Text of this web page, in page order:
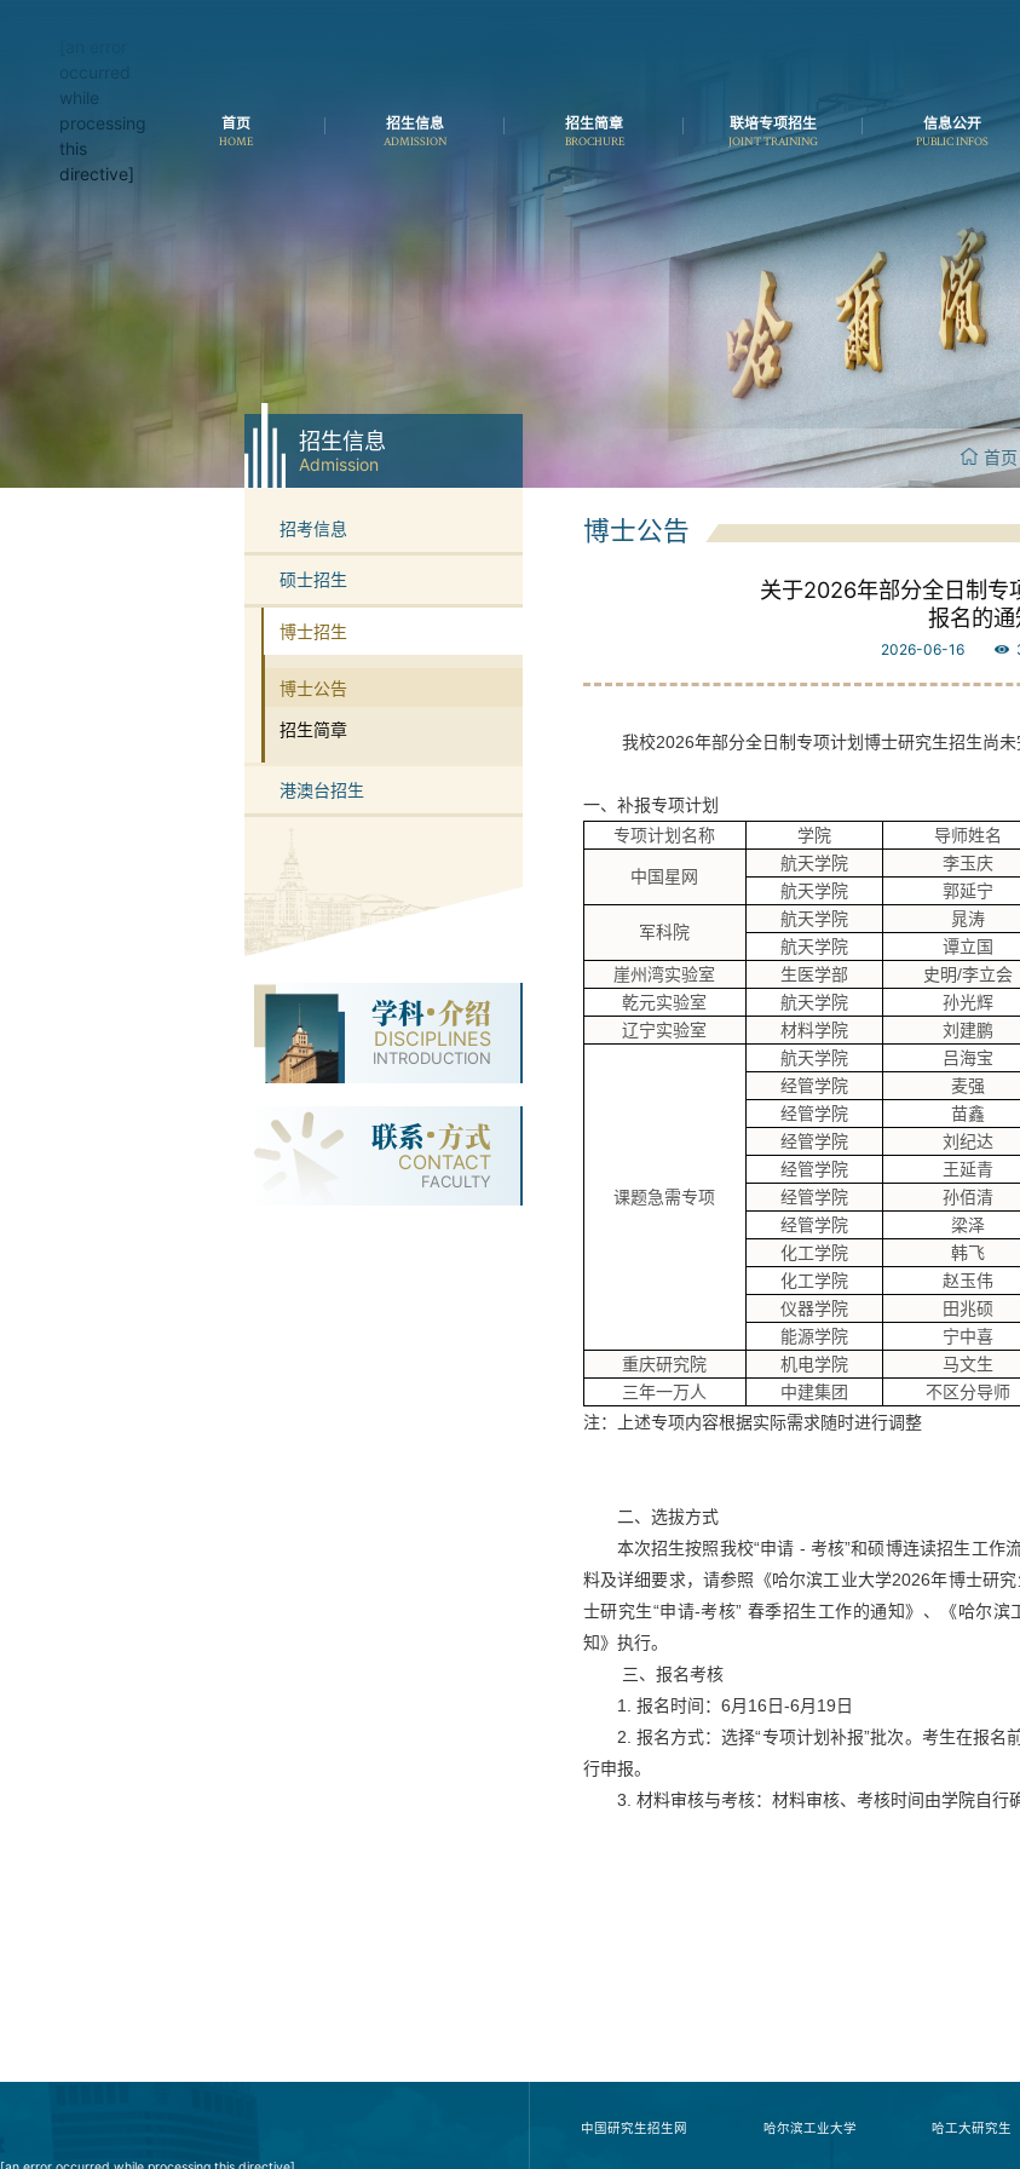
occurred
while
processing
this
directive]
首页
HOME
招生信息
ADMISSION
招生简章
BROCHURE
联培专项招生
JOINT TRAINING
信息公开
PUBLIC INFOS
招生信息
Admission
招考信息
硕士招生
博士招生
博士公告
招生简章
港澳台招生
学科 介绍
DISCIPLINES
INTRODUCTION
联系 方式
CONTACT
FACULTY
首页
博士公告
关于2026年部分全日制专
报名的通
2026-06-16
我校2026年部分全日制专项计划博士研究生招生尚未
一、补报专项计划
专项计划名称
学院 导师姓名
中国星网
航天学院 李玉庆
航天学院
郭延宁
军科院
航天学院 晁涛
航天学院
谭立国
崖州湾实验室
生医学部 史明/李立会
乾元实验室
航天学院 孙光辉
辽宁实验室
材料学院 刘建鹏
课题急需专项
航天学院 吕海宝
经管学院
麦强
经管学院
苗鑫
经管学院
刘纪达
经管学院
王延青
经管学院
孙佰清
经管学院
梁泽
化工学院
韩飞
化工学院
赵玉伟
仪器学院
田兆硕
能源学院
宁中喜
重庆研究院
机电学院 马文生
三年一万人
中建集团 不区分导师
注：上述专项内容根据实际需求随时进行调整
二、选拔方式
本次招生按照我校“申请 - 考核”和硕博连读招生工作
料及详细要求，请参照《哈尔滨工业大学2026年博士研
士研究生“申请-考核” 春季招生工作的通知》、《哈尔滨
知》执行。
三、报名考核
1. 报名时间： 6月 16 日-6月 19 日
2. 报名方式：选择“专项计划补报”批次。考生在报名
行申报。
3. 材料审核与考核：材料审核、考核时间由学院自行
中国研究生招生网 哈尔滨工业大学 哈工大研究生